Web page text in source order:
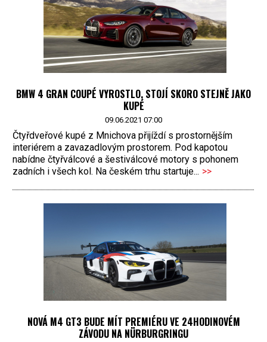
BMW 4 GRAN COUPÉ VYROSTLO, STOJÍ SKORO STEJNĚ JAKO
KUPÉ
09.06.2021 07:00
Čtyřdveřové kupé z Mnichova přijíždí s prostornějším
interiérem a zavazadlovým prostorem. Pod kapotou
nabídne čtyřválcové a šestiválcové motory s pohonem
zadních i všech kol. Na českém trhu startuje... >>
NOVÁ M4 GT3 BUDE MÍT PREMIÉRU VE 24HODINOVÉM
ZÁVODU NA NÜRBURGRINGU